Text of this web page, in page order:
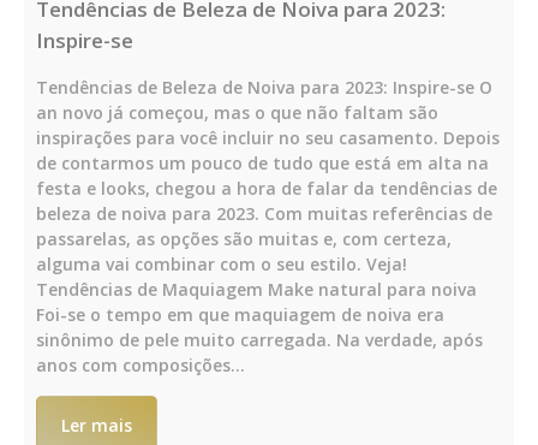
Tendências de Beleza de Noiva para 2023:
Inspire-se
Tendências de Beleza de Noiva para 2023: Inspire-se O
an novo já começou, mas o que não faltam são
inspirações para você incluir no seu casamento. Depois
de contarmos um pouco de tudo que está em alta na
festa e looks, chegou a hora de falar da tendências de
beleza de noiva para 2023. Com muitas referências de
passarelas, as opções são muitas e, com certeza,
alguma vai combinar com o seu estilo. Veja!
Tendências de Maquiagem Make natural para noiva
Foi-se o tempo em que maquiagem de noiva era
sinônimo de pele muito carregada. Na verdade, após
anos com composições…
Ler mais